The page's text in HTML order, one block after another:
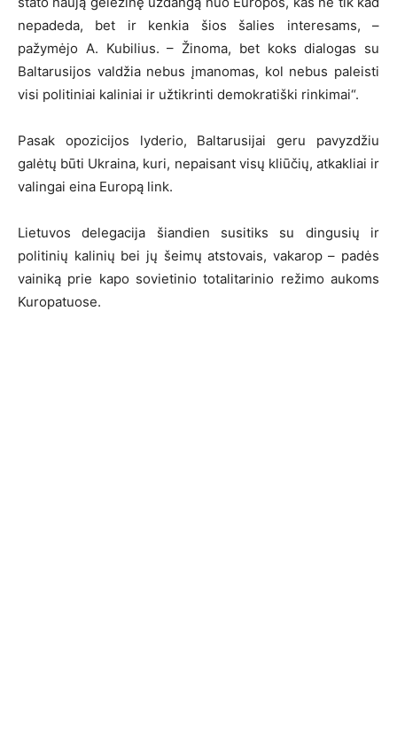
nepadeda, bet ir kenkia šios šalies interesams, –
pažymėjo A. Kubilius. – Žinoma, bet koks dialogas su
Baltarusijos valdžia nebus įmanomas, kol nebus paleisti
visi politiniai kaliniai ir užtikrinti demokratiški rinkimai“.
Pasak opozicijos lyderio, Baltarusijai geru pavyzdžiu
galėtų būti Ukraina, kuri, nepaisant visų kliūčių, atkakliai ir
valingai eina Europą link.
Lietuvos delegacija šiandien susitiks su dingusių ir
politinių kalinių bei jų šeimų atstovais, vakarop – padės
vainiką prie kapo sovietinio totalitarinio režimo aukoms
Kuropatuose.